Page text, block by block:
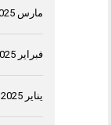
مارس 2025
فبراير 2025
يناير 2025